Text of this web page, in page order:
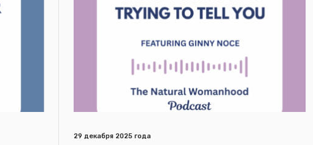
29 декабря 2025 года